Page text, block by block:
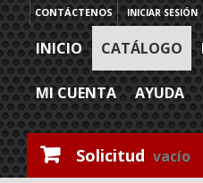
INICIAR SESIÓN
CONTÁCTENOS
INICIO CATÁLOGO
MI CUENTA AYUDA
Solicitud vacío